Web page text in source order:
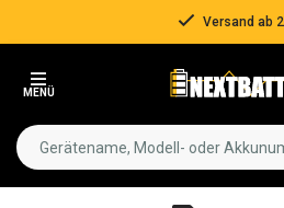
Versand ab
MENÜ